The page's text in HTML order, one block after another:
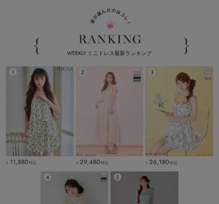
WEEKLY ミニドレス最新ランキング
￥ 11,880税込 ￥ 29,480税込 ￥ 26,180税込